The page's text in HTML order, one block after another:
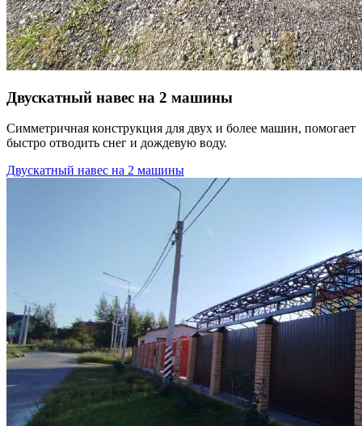
Двускатный навес на 2 машины
Симметричная конструкция для двух и более машин, помогает
быстро отводить снег и дождевую воду.
Двускатный навес на 2 машины